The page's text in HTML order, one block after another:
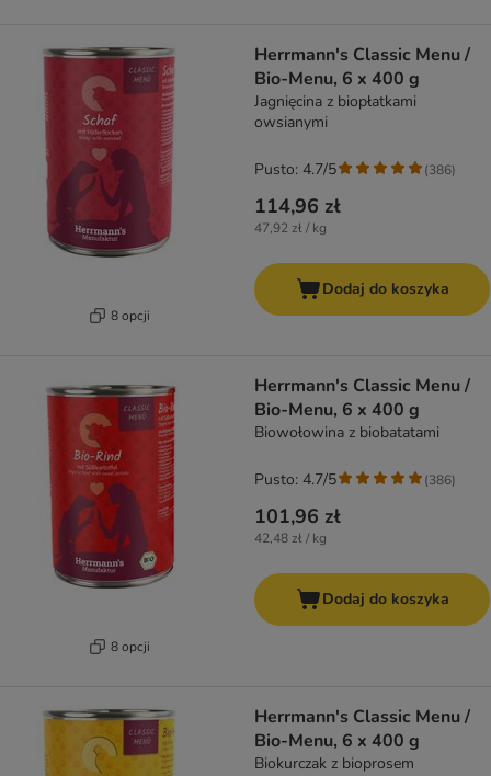
8 opcji
Herrmann's Classic Menu /
Bio-Menu, 6 x 400 g
Jagnięcina z biopłatkami
owsianymi
114,96 zł
47,92 zł / kg
Pusto: 4.7/5 (386)
Dodaj do koszyka
8 opcji
Herrmann's Classic Menu /
Bio-Menu, 6 x 400 g
Biowołowina z biobatatami
101,96 zł
42,48 zł / kg
Pusto: 4.7/5 (386)
Dodaj do koszyka
Herrmann's Classic Menu /
Bio-Menu, 6 x 400 g
Biokurczak z bioprosem